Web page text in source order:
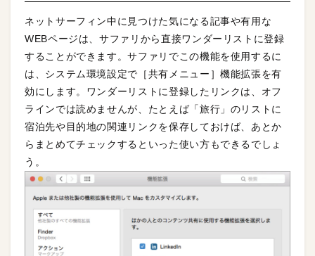
ネットサーフィン中に見つけた気になる記事や有用な
WEBページは、サファリから直接ワンダーリストに登録
することができます。サファリでこの機能を使用するに
は、システム環境設定で［共有メニュー］機能拡張を有
効にします。ワンダーリストに登録したリンクは、オフ
ラインでは読めませんが、たとえば「旅行」のリストに
宿泊先や目的地の関連リンクを保存しておけば、あとか
らまとめてチェックするといった使い方もできるでしょ
う。